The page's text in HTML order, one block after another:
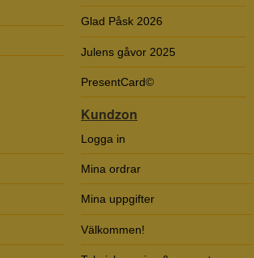
Glad Påsk 2026
Julens gåvor 2025
PresentCard©
Kundzon
Logga in
Mina ordrar
Mina uppgifter
Välkommen!